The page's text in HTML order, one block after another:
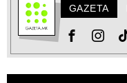
GAZETA